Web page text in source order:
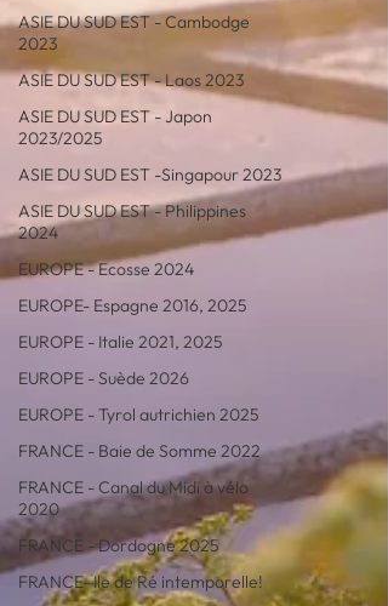
ASIE DU SUD EST - Cambodge
2023
ASIE DU SUD EST - Laos 2023
ASIE DU SUD EST - Japon
2023/2025
ASIE DU SUD EST -Singapour 2023
ASIE DU SUD EST - Philippines
2024
EUROPE - Ecosse 2024
EUROPE- Espagne 2016, 2025
EUROPE - Italie 2021, 2025
EUROPE - Suède 2026
EUROPE - Tyrol autrichien 2025
FRANCE - Baie de Somme 2022
FRANCE - Canal du Midi à vélo
2020
FRANCE - Dordogne 2025
FRANCE- Ile de Ré intemporelle!